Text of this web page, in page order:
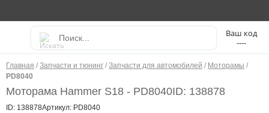
----
Главная / Запчасти и тюнинг / Запчасти для автомобилей / Моторамы /
PD8040
Моторама Hammer S18 - PD8040ID: 138878
ID: 138878Артикул: PD8040